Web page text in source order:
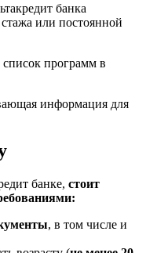
банка
или постоянной
информация для
банке, стоит
, в том числе и